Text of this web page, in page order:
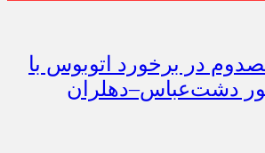
در برخورد اتوبوس با